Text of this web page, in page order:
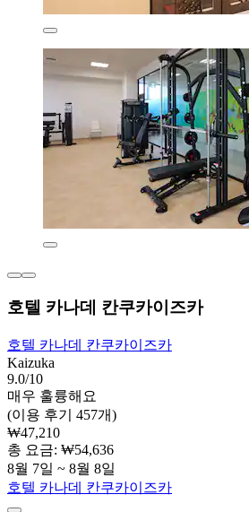
호텔 카나데 칸쿠카이즈카
호텔 카나데 칸쿠카이즈카
Kaizuka
9.0/10
매우 훌륭해요
(이용 후기 457개)
₩47,210
총 요금: ₩54,636
8월 7일 ~ 8월 8일
호텔 카나데 칸쿠카이즈카